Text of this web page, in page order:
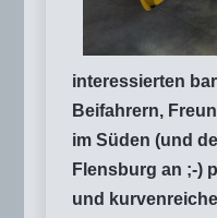
interessierten
Beifahrern,
im Süden (und
Flensburg an ;-)
und